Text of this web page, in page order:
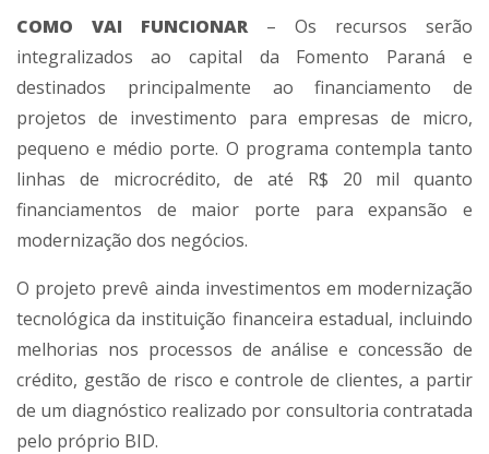
COMO VAI FUNCIONAR– Os recursos serão
integralizados ao capital da Fomento Paraná e
destinados principalmente ao financiamento de
projetos de investimento para empresas de micro,
pequeno e médio porte. O programa contempla tanto
linhas de microcrédito, de até R$ 20 mil quanto
financiamentos de maior porte para expansão e
modernização dos negócios.
O projeto prevê ainda investimentos em modernização
tecnológica da instituição financeira estadual, incluindo
melhorias nos processos de análise e concessão de
crédito, gestão de risco e controle de clientes, a partir
de um diagnóstico realizado por consultoria contratada
pelo próprio BID.